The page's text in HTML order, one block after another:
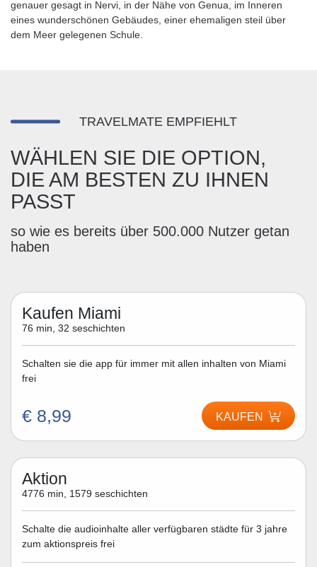
genauer gesagt in Nervi, in der Nähe von Genua, im Inneren
eines wunderschönen Gebäudes, einer ehemaligen steil über
dem Meer gelegenen Schule.
TRAVELMATE EMPFIEHLT
WÄHLEN SIE DIE OPTION,
DIE AM BESTEN ZU IHNEN
PASST
so wie es bereits über 500.000 Nutzer getan
haben
Kaufen Miami
76 min, 32 seschichten
Schalten sie die app für immer mit allen inhalten von Miami
frei
€ 8,99 KAUFEN
Aktion
4776 min, 1579 seschichten
Schalte die audioinhalte aller verfügbaren städte für 3 jahre
zum aktionspreis frei